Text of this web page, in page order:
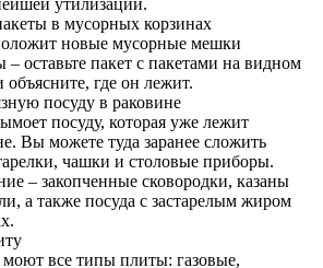
утилизации.
в мусорных корзинах
новые мусорные мешки
– оставьте пакет с пакетами на видном
объясните, где он лежит.
посуду в раковине
посуду, которая уже лежит
Вы можете туда заранее сложить
чашки и столовые приборы.
– закопченные сковородки, казаны
а также посуда с застарелым жиром
все типы плиты: газовые,